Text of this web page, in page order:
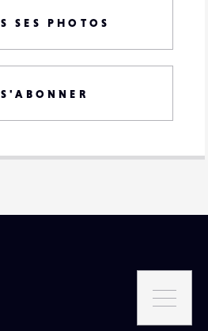
SES PHOTOS
S'ABONNER